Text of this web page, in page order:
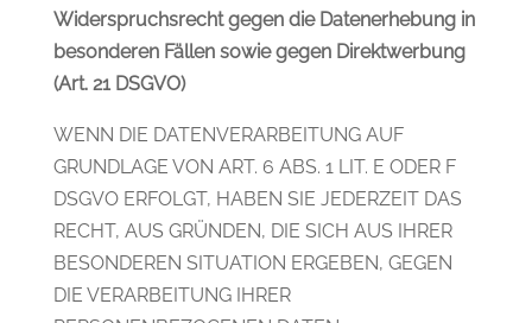
Widerspruchsrecht gegen die Datenerhebung in
besonderen Fällen sowie gegen Direktwerbung
(Art. 21 DSGVO)
WENN DIE DATENVERARBEITUNG AUF
GRUNDLAGE VON ART. 6 ABS. 1 LIT. E ODER F
DSGVO ERFOLGT, HABEN SIE JEDERZEIT DAS
RECHT, AUS GRÜNDEN, DIE SICH AUS IHRER
BESONDEREN SITUATION ERGEBEN, GEGEN
DIE VERARBEITUNG IHRER